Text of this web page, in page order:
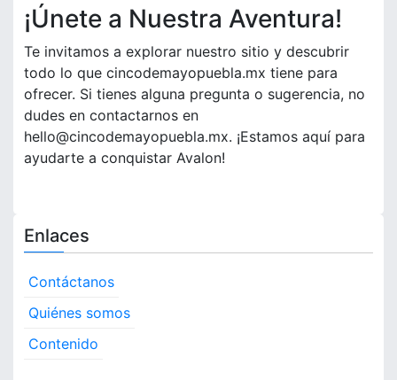
¡Únete a Nuestra Aventura!
Te invitamos a explorar nuestro sitio y descubrir
todo lo que cincodemayopuebla.mx tiene para
ofrecer. Si tienes alguna pregunta o sugerencia, no
dudes en contactarnos en
hello@cincodemayopuebla.mx. ¡Estamos aquí para
ayudarte a conquistar Avalon!
Enlaces
Contáctanos
Quiénes somos
Contenido